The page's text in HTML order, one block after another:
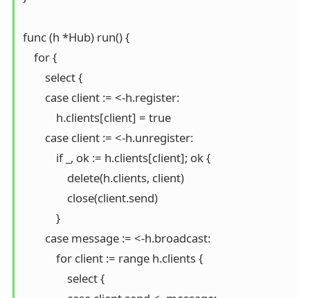
func (h *Hub) run() {
    for {
        select {
        case client := <-h.register:
            h.clients[client] = true
        case client := <-h.unregister:
            if _, ok := h.clients[client]; ok {
                delete(h.clients, client)
                close(client.send)
            }
        case message := <-h.broadcast:
            for client := range h.clients {
                select {